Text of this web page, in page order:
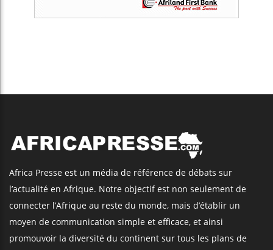
Africa Presse est un média de référence de débats sur
l’actualité en Afrique. Notre objectif est non seulement de
connecter l’Afrique au reste du monde, mais d’établir un
moyen de communication simple et efficace, et ainsi
promouvoir la diversité du continent sur tous les plans de